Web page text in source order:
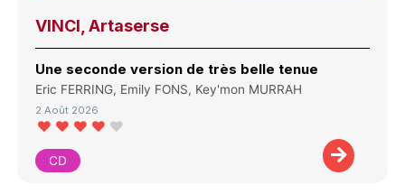
VINCI, Artaserse
Une seconde version de très belle tenue
Eric FERRING, Emily FONS, Key'mon MURRAH
2 Août 2026
CD